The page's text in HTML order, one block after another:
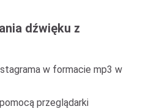
dźwięku z
w formacie mp3 w
przeglądarki